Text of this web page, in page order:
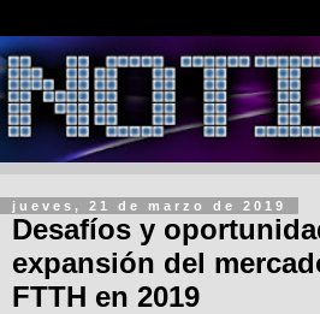
jueves, 21 de marzo de 2019
Desafíos y
expansión del
FTTH en 2019